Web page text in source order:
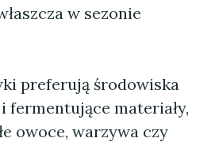
w sezonie
preferują środowiska
fermentujące materiały,
owoce, warzywa czy